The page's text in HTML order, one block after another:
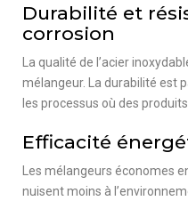
Durabilité et
corrosion
La qualité de l’acier
mélangeur. La durabilité est
les processus où des
Efficacité
Les mélangeurs économes
nuisent moins à